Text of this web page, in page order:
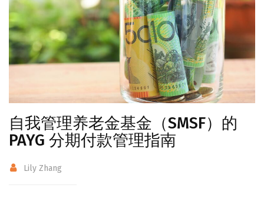
自我管理养老金基金（SMSF）的
PAYG 分期付款管理指南
Lily Zhang